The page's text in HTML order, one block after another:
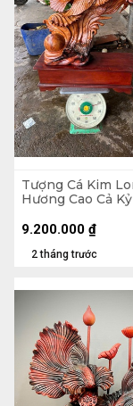
Tượng Cá Kim
Hương Cao Cả
Kỷ Cao 20
2 tháng trước
9.200.000 ₫